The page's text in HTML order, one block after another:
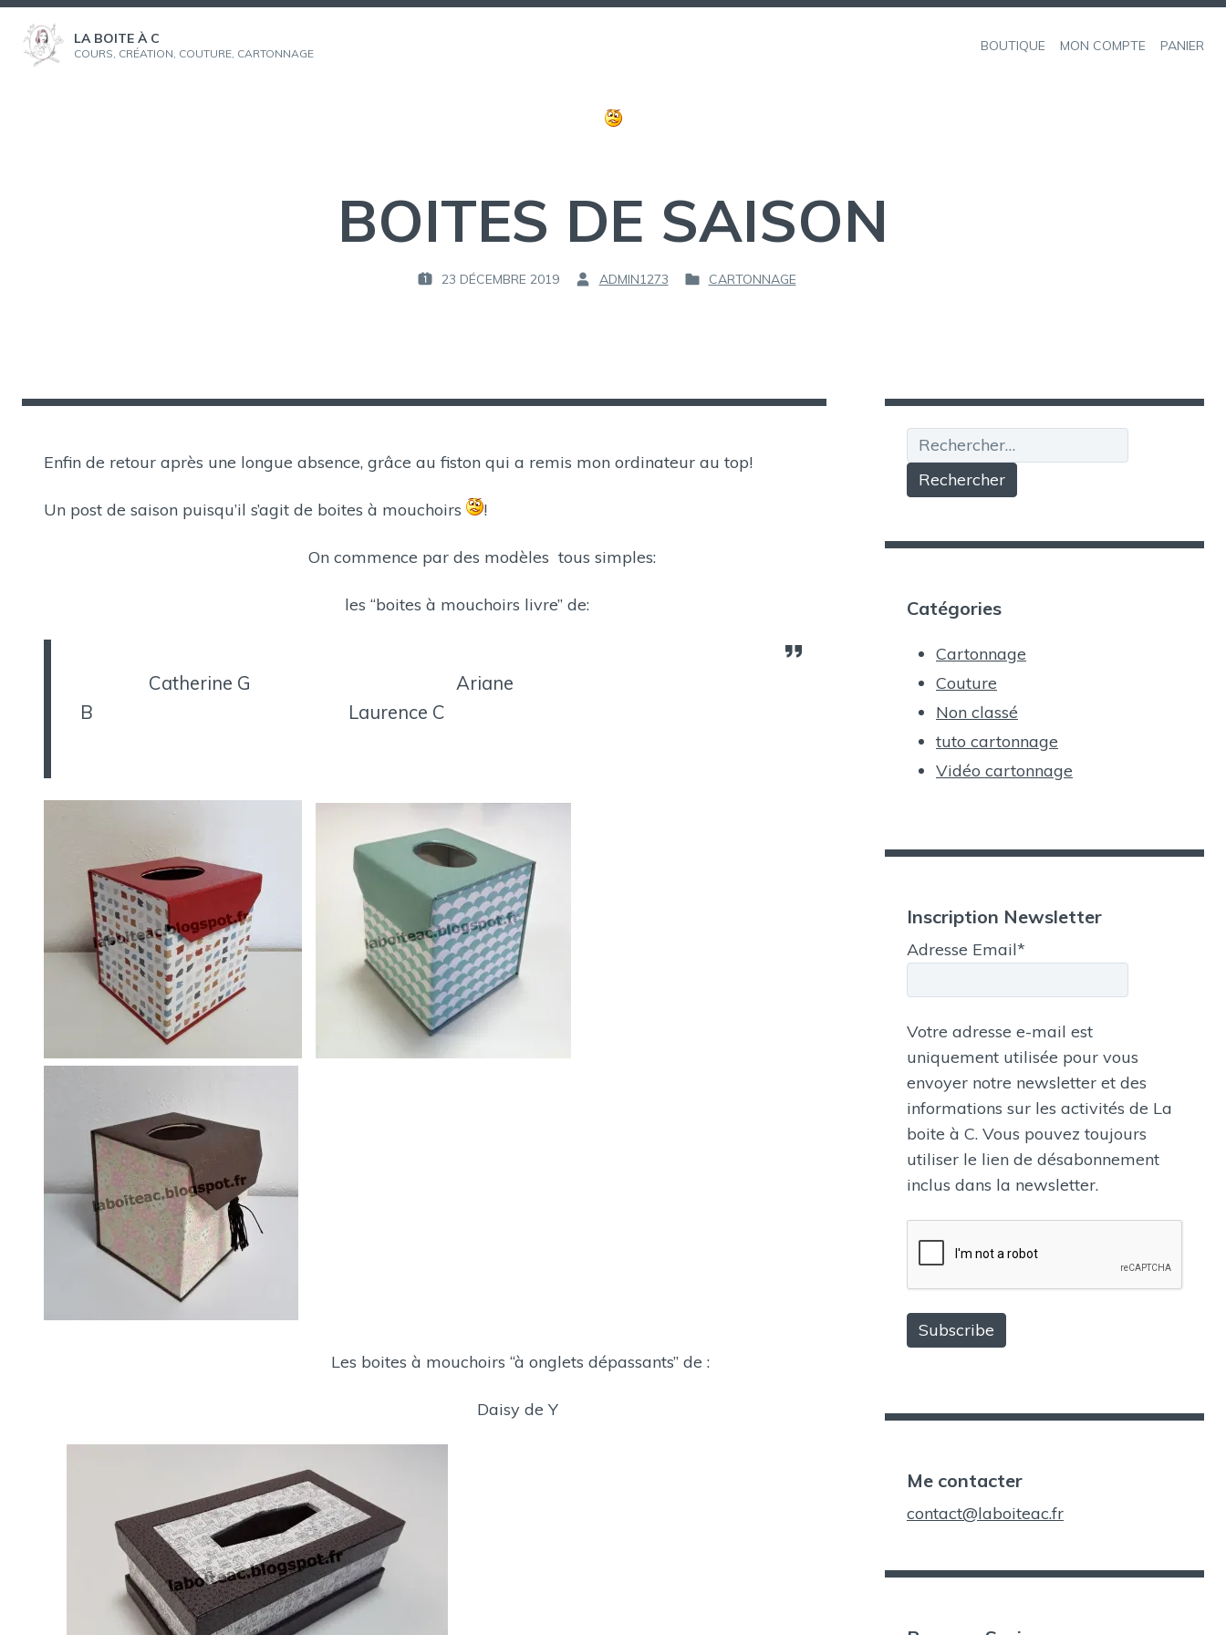
Aller
contenu
LA BOITE À C
COURS, CRÉATION, COUTURE, CARTONNAGE BOUTIQUE MON COMPTE PANIER
BOITES DE SAISON
P
L
:
23 DÉCEMBRE 2019
P
ADMIN1273
P
D
S
CARTONNAGE
Enfin de retour après une longue absence, grâce au fiston qui a remis mon ordinateur au top!
Un post de saison puisqu’il s’agit de boites à mouchoirs !
On commence par des modèles tous simples:
les “boites à mouchoirs livre” de:
Catherine G Ariane
B Laurence C
Les boites à mouchoirs “à onglets dépassants” de :
Daisy de Y
Rechercher :
Catégories
Cartonnage
Couture
Non classé
tuto cartonnage
Vidéo cartonnage
Inscription Newsletter
Adresse Email*
Votre adresse e-mail est
uniquement utilisée pour vous
envoyer notre newsletter et des
informations sur les activités de La
boite à C. Vous pouvez toujours
utiliser le lien de désabonnement
inclus dans la newsletter.
Me contacter
contact@laboiteac.fr